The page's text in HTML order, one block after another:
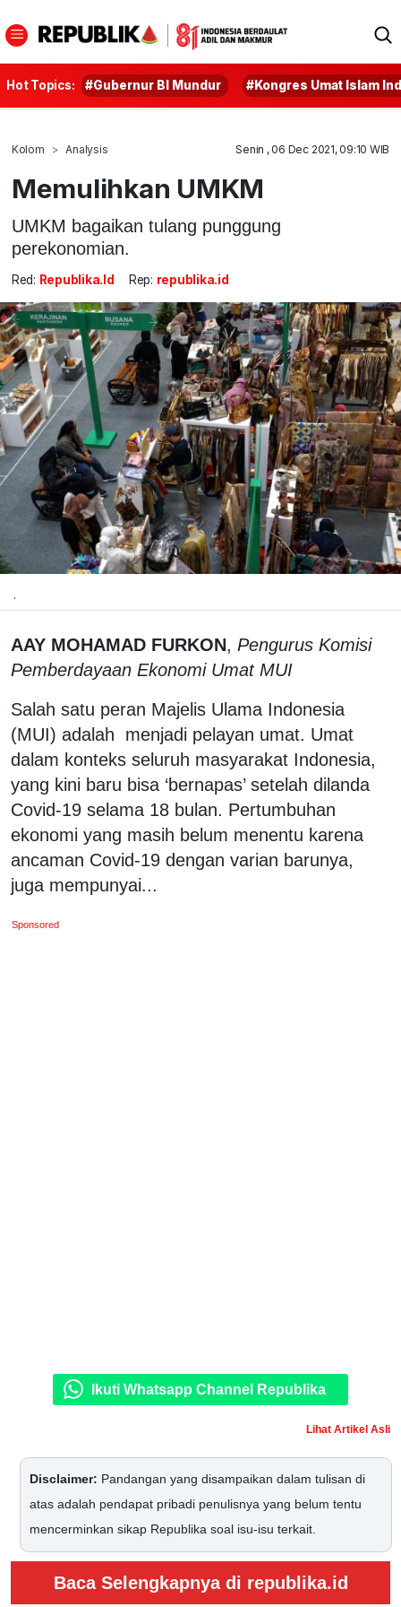
Hot Topics: #Gubernur BI Mundur #Kongres Umat Islam
Kolom Analysis Senin , 06 Dec 2021, 09:10 WIB
Memulihkan UMKM
UMKM bagaikan tulang punggung
perekonomian.
Red: Republika.id Rep: republika.id
.
AAY MOHAMAD FURKON, Pengurus Komisi
Pemberdayaan Ekonomi Umat MUI
Salah satu peran Majelis Ulama Indonesia
(MUI) adalah menjadi pelayan umat. Umat
dalam konteks seluruh masyarakat Indonesia,
yang kini baru bisa ‘bernapas’ setelah dilanda
Covid-19 selama 18 bulan. Pertumbuhan
ekonomi yang masih belum menentu karena
ancaman Covid-19 dengan varian barunya,
juga mempunyai...
Sponsored
Ikuti Whatsapp Channel Republika
Lihat Artikel Asli
Disclaimer: Pandangan yang disampaikan dalam tulisan di
atas adalah pendapat pribadi penulisnya yang belum tentu
mencerminkan sikap Republika soal isu-isu terkait.
Baca Selengkapnya di republika.id